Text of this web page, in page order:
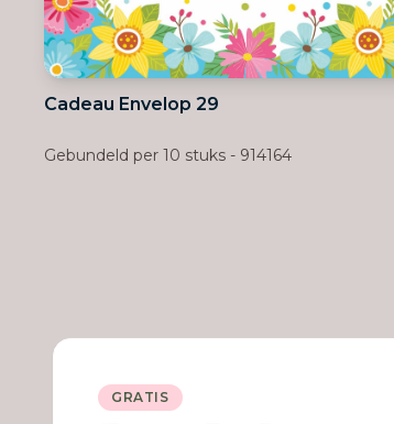
Cadeau Envelop 29
Gebundeld per 10 stuks - 914164
GRATIS